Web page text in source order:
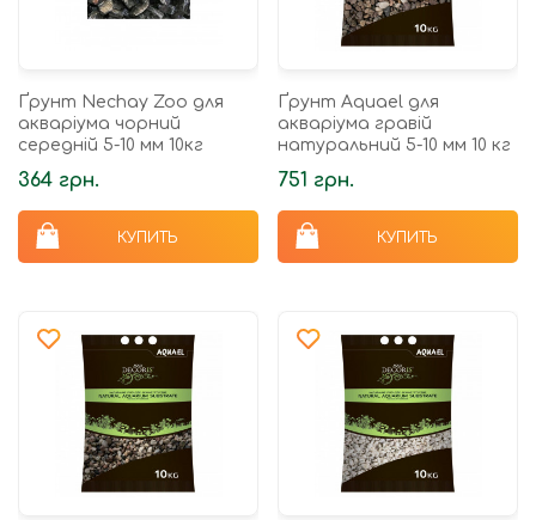
Ґрунт Nechay Zoo для
акваріума чорний
середній 5-10 мм 10кг
364 грн.
КУПИТЬ
Ґрунт Aquael для
акваріума гравій
натуральний 5-10 мм 10 кг
751 грн.
КУПИТЬ